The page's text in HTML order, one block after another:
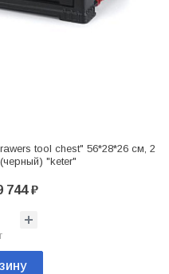
tool chest" 56*28*26 см, 2
"keter"
744 ₽